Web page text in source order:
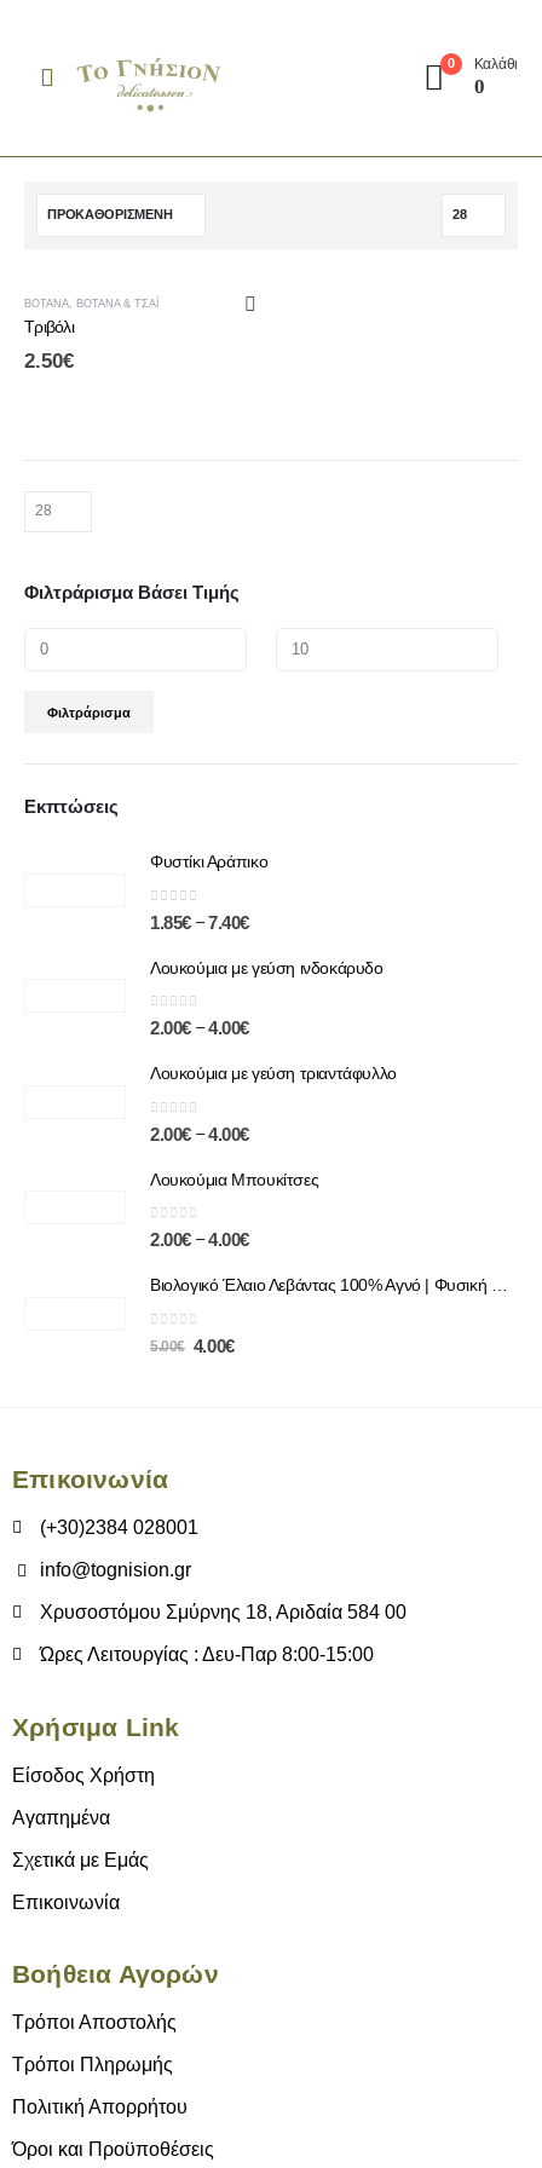
0 Καλάθι
0
ΒΌΤΑΝΑ ΒΌΤΑΝΑ & ΤΣΆΙ
Τριβόλι
2.50€
Φιλτράρισμα Βάσει Τιμής
Φιλτράρισμα
Εκπτώσεις
Φυστίκι Αράπικο
0 out of 5
1.85€ – 7.40€
Λουκούμια με γεύση ινδοκάρυδο
0out of 5
2.00€ – 4.00€
Λουκούμια με γεύση τριαντάφυλλο
0out of 5
2.00€ – 4.00€
Λουκούμια Μπουκίτσες
0out of 5
2.00€ – 4.00€
Βιολογικό Έλαιο Λεβάντας 100% Αγνό | Φυσική Χαλάρωση & Περιποίηση
0 out of 5
5.00€ 4.00€
Επικοινωνία
(+30)2384 028001
info@tognision.gr
Χρυσοστόμου Σμύρνης 18, Αριδαία 584 00
Ώρες Λειτουργίας : Δευ-Παρ 8:00-15:00
Χρήσιμα Link
Είσοδος Χρήστη
Αγαπημένα
Σχετικά με Εμάς
Επικοινωνία
Βοήθεια Αγορών
Τρόποι Αποστολής
Τρόποι Πληρωμής
Πολιτική Απορρήτου
Όροι και Προϋποθέσεις